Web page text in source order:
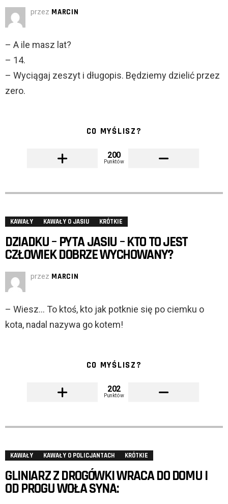
przez MARCIN
– A ile masz lat?
– 14.
– Wyciągaj zeszyt i długopis. Będziemy dzielić przez
zero.
CO MYŚLISZ?
200
Punktów
KAWAŁY KAWAŁY O JASIU KRÓTKIE
DZIADKU – PYTA JASIU – KTO TO JEST
CZŁOWIEK DOBRZE WYCHOWANY?
przez MARCIN
– Wiesz… To ktoś, kto jak potknie się po ciemku o
kota, nadal nazywa go kotem!
CO MYŚLISZ?
202
Punktów
KAWAŁY KAWAŁY O POLICJANTACH KRÓTKIE
GLINIARZ Z DROGÓWKI WRACA DO DOMU I
OD PROGU WOŁA SYNA: